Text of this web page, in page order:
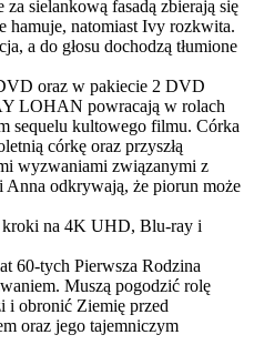
sielankową fasadą zbierają się
hamuje, natomiast Ivy rozkwita.
a do głosu dochodzą tłumione
oraz w pakiecie 2 DVD
LOHAN powracają w rolach
sequelu kultowego filmu. Córka
córkę oraz przyszłą
wyzwaniami związanymi z
Anna odkrywają, że piorun może
kroki na 4K UHD, Blu-ray i
60-tych Pierwsza Rodzina
Muszą pogodzić rolę
i obronić Ziemię przed
oraz jego tajemniczym